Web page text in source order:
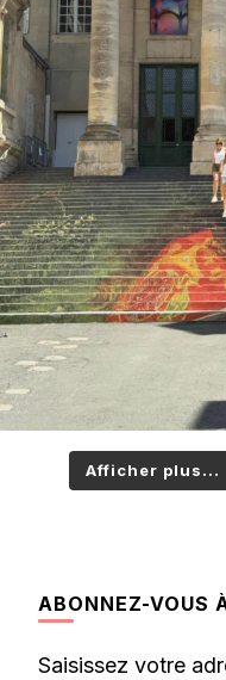
Afficher plus...
ABONNEZ-VOUS
Saisissez votre